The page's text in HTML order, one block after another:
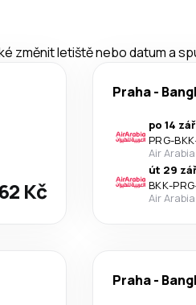
změnit letiště nebo datum a
Kč
Praha-
po 14 zář
PRG-BKK·
Air Arabia
út 29 zář
BKK-PRG·
Air Arabia
Praha-